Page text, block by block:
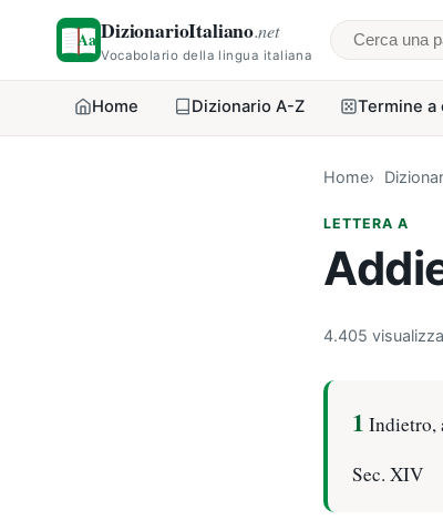
DizionarioItaliano.net
Vocabolario della lingua italiana Cerca una
Home Dizionario A-Z Termine a
Home
LETTERA A
4.405
1 Indietro,
Sec. XIV